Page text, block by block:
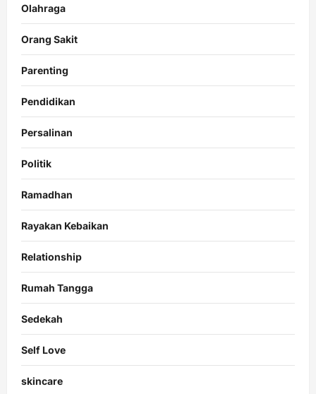
Olahraga
Orang Sakit
Parenting
Pendidikan
Persalinan
Politik
Ramadhan
Rayakan Kebaikan
Relationship
Rumah Tangga
Sedekah
Self Love
skincare